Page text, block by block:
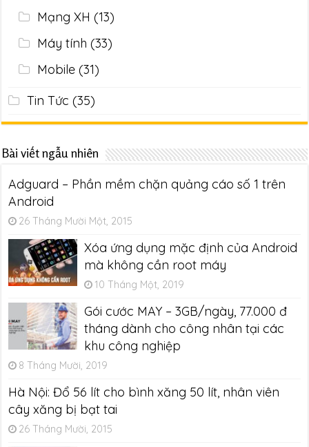
Mạng XH (13)
Máy tính (33)
Mobile(31)
Tin Tức (35)
Bài viết ngẫu nhiên
Adguard – Phần mềm chặn quảng cáo số 1 trên
Android
26 Tháng Mười Một, 2015
Xóa ứng dụng mặc định của Android
mà không cần root máy
10 Tháng Một, 2019
Gói cước MAY – 3GB/ngày, 77.000 đ
tháng dành cho công nhân tại các
khu công nghiệp
8 Tháng Mười, 2019
Hà Nội: Đổ 56 lít cho bình xăng 50 lít, nhân viên
cây xăng bị bạt tai
26 Tháng Mười, 2015